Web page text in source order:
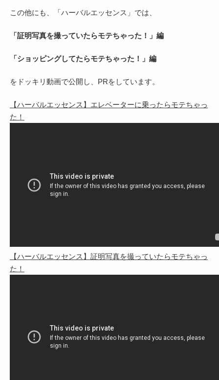
この他にも、「ハーバルエッセンス」では、
「証明写真を撮っていたらモテちゃった！」編
「ショッピングしてたらモテちゃった！」編
をドッキリ動画で公開し、PRをしています。
【ハーバルエッセンス】エレベーターに乗ったらモテちゃっ
た！
【ハーバルエッセンス】証明写真を撮っていたらモテちゃっ
た！